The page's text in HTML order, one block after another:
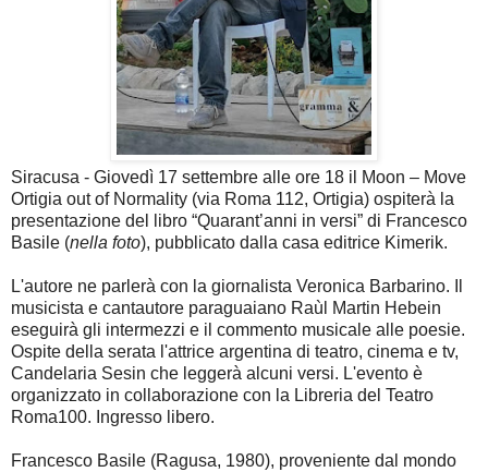
Siracusa - Giovedì 17 settembre alle ore 18 il Moon – Move
Ortigia out of Normality (via Roma 112, Ortigia) ospiterà la
presentazione del libro “Quarant’anni in versi” di Francesco
Basile (nella foto), pubblicato dalla casa editrice Kimerik.
L'autore ne parlerà con la giornalista Veronica Barbarino. Il
musicista e cantautore paraguaiano Raùl Martin Hebein
eseguirà gli intermezzi e il commento musicale alle poesie.
Ospite della serata l'attrice argentina di teatro, cinema e tv,
Candelaria Sesin che leggerà alcuni versi. L'evento è
organizzato in collaborazione con la Libreria del Teatro
Roma100. Ingresso libero.
Francesco Basile (Ragusa, 1980), proveniente dal mondo